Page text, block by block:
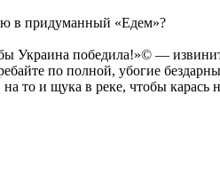
в придуманный «Едем»?
победила!»© —
по полной, убогие
то и щука в реке, чтобы